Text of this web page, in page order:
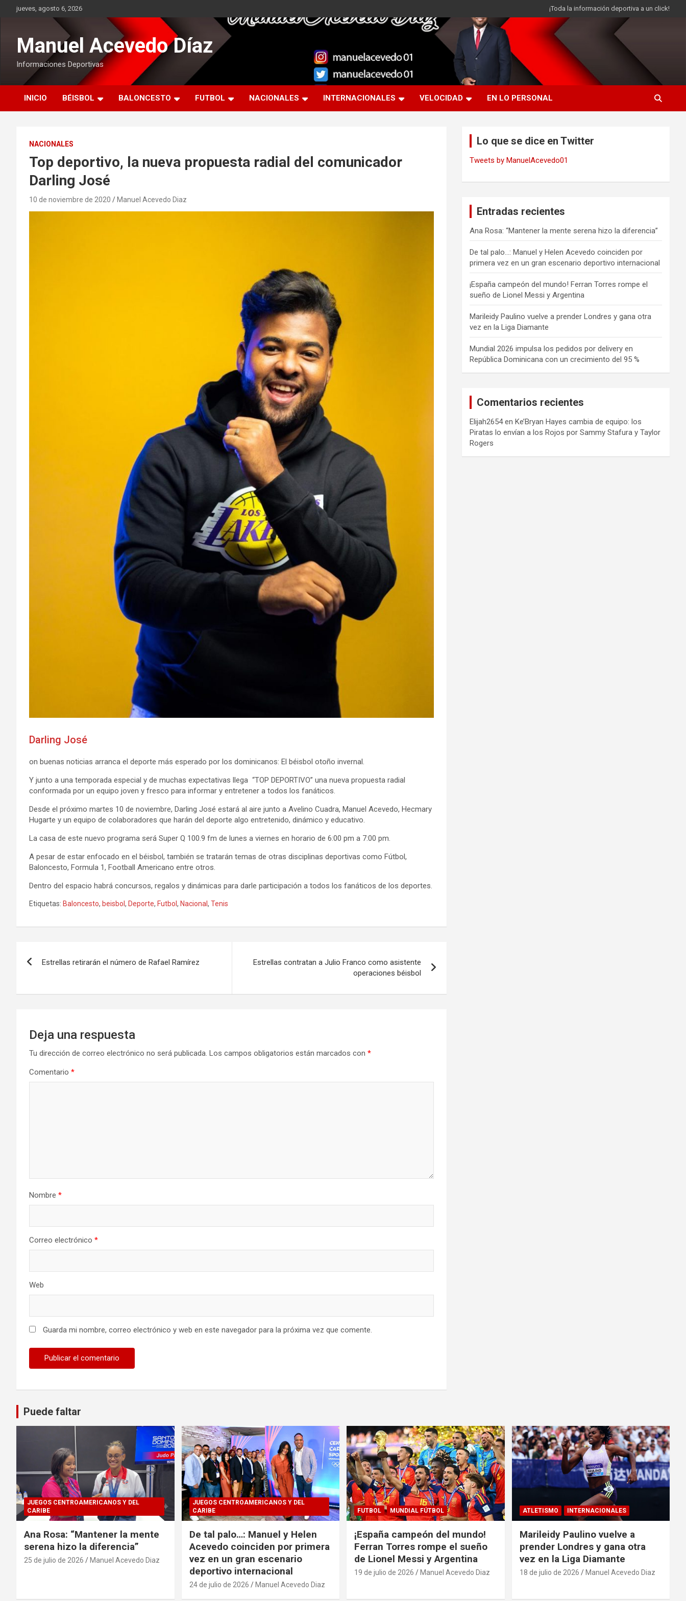
Saltarjueves, agosto 6, 2026 ¡Toda la información deportiva a un click!
Manuel Acevedo Díaz
Informaciones Deportivas
INICIO BÉISBOL BALONCESTO FUTBOL NACIONALES INTERNACIONALES VELOCIDAD EN LO PERSONAL
NACIONALES
Top deportivo, la nueva propuesta radial del comunicador
Darling José
10 de noviembre de 2020 Manuel Acevedo Diaz
Darling José
on buenas noticias arranca el deporte más esperado por los dominicanos: El béisbol otoño invernal.
Y junto a una temporada especial y de muchas expectativas llega “TOP DEPORTIVO” una nueva propuesta radial
conformada por un equipo joven y fresco para informar y entretener a todos los fanáticos.
Desde el próximo martes 10 de noviembre, Darling José estará al aire junto a Avelino Cuadra, Manuel Acevedo, Hecmary
Hugarte y un equipo de colaboradores que harán del deporte algo entretenido, dinámico y educativo.
La casa de este nuevo programa será Super Q 100.9 fm de lunes a viernes en horario de 6:00 pm a 7:00 pm.
A pesar de estar enfocado en el béisbol, también se tratarán temas de otras disciplinas deportivas como Fútbol,
Baloncesto, Formula 1, Football Americano entre otros.
Dentro del espacio habrá concursos, regalos y dinámicas para darle participación a todos los fanáticos de los deportes.
Etiquetas: Baloncesto, beisbol , Deporte, Futbol , Nacional , Tenis
entradas
Estrellas retirarán el número de Rafael Ramírez
Estrellas contratan a Julio Franco como asistente
operaciones béisbol
Deja una respuesta
Tu dirección de correo electrónico no será publicada. Los campos obligatorios están marcados con *
Comentario *
Nombre *
Correo electrónico *
Web
Guarda mi nombre, correo electrónico y web en este navegador para la próxima vez que comente.
Lo que se dice en Twitter
Tweets by ManuelAcevedo01
Entradas recientes
Ana Rosa: “Mantener la mente serena hizo la diferencia”
De tal palo…: Manuel y Helen Acevedo coinciden por
primera vez en un gran escenario deportivo internacional
¡España campeón del mundo! Ferran Torres rompe el
sueño de Lionel Messi y Argentina
Marileidy Paulino vuelve a prender Londres y gana otra
vez en la Liga Diamante
Mundial 2026 impulsa los pedidos por delivery en
República Dominicana con un crecimiento del 95 %
Comentarios recientes
Elijah2654enKe’Bryan Hayes cambia de equipo: los
Piratas lo envían a los Rojos por Sammy Stafura y Taylor
Rogers
Puede faltar
JUEGOS CENTROAMERICANOS Y DEL
CARIBE
Ana Rosa: “Mantener la mente
serena hizo la diferencia”
25 de julio de 2026 Manuel Acevedo Diaz
JUEGOS CENTROAMERICANOS Y DEL
CARIBE
De tal palo…: Manuel y Helen
Acevedo coinciden por primera
vez en un gran escenario
deportivo internacional
24 de julio de 2026 Manuel Acevedo Diaz
FUTBOL MUNDIAL FÚTBOL
¡España campeón del mundo!
Ferran Torres rompe el sueño
de Lionel Messi y Argentina
19 de julio de 2026 Manuel Acevedo Diaz
ATLETISMO INTERNACIONALES
Marileidy Paulino vuelve a
prender Londres y gana otra
vez en la Liga Diamante
18 de julio de 2026 Manuel Acevedo Diaz